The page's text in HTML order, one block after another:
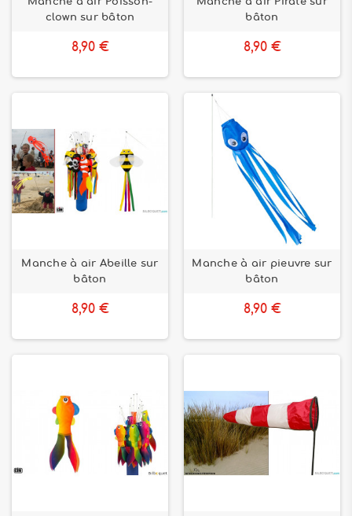
clown sur bâton
8,90 €
bâton
8,90 €
Manche à air Abeille sur
bâton
8,90 €
Manche à air pieuvre sur
bâton
8,90 €